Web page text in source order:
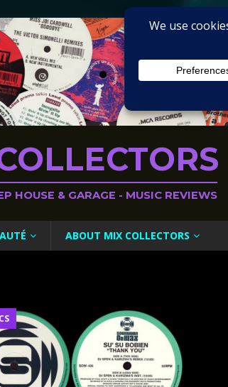
HOUSE & GARAGE - MUSIC REVIEWS
ABOUT MIX COLLECTORS